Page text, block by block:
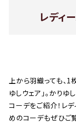
レディ
上から羽織っても、
ゆしウェア」。かり
コーデをご紹介！レ
めのコーデもぜひご